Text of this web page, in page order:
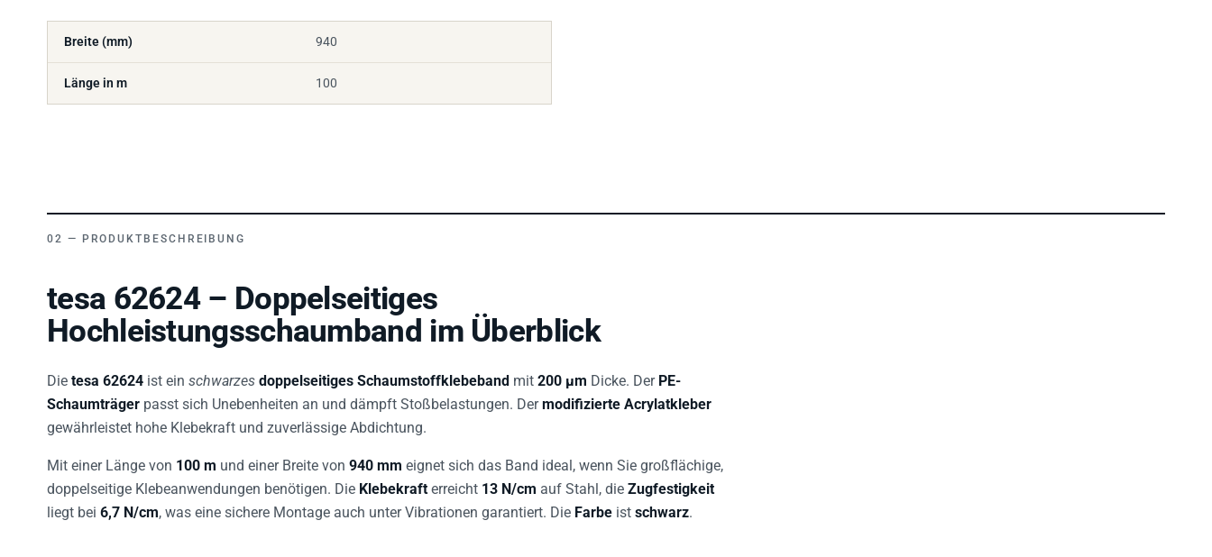
Breite (mm) 940
Länge in m 100
PRODUKTBESCHREIBUNG
tesa 62624 – Doppelseitiges
Hochleistungsschaumband im Überblick
Die tesa 62624 ist ein schwarzes doppelseitiges Schaumstoffklebeband mit 200 µm Dicke. Der PE-
Schaumträger passt sich Unebenheiten an und dämpft Stoßbelastungen. Dermodifizierte Acrylatkleber
gewährleistet hohe Klebekraft und zuverlässige Abdichtung.
Mit einer Länge von 100 m und einer Breite von 940 mm eignet sich das Band ideal, wenn Sie großflächige,
doppelseitige Klebeanwendungen benötigen. Die Klebekraft erreicht 13 N/cm auf Stahl, die Zugfestigkeit
liegt bei 6,7 N/cm , was eine sichere Montage auch unter Vibrationen garantiert. Die Farbe ist schwarz